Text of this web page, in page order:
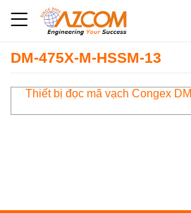
DM-475X-M-HSSM-13
Thiết bị đọc mã vạch Congex